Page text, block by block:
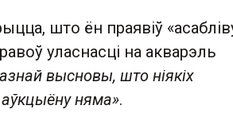
што ён праявіў
уласнасці на акварэль
высновы, што ніякіх
няма».